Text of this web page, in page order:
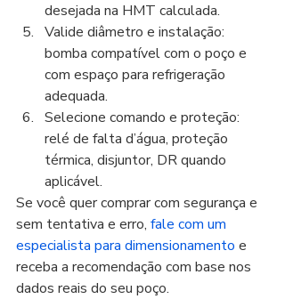
desejada na HMT calculada.
Valide diâmetro e instalação:
bomba compatível com o poço e
com espaço para refrigeração
adequada.
Selecione comando e proteção:
relé de falta d’água, proteção
térmica, disjuntor, DR quando
aplicável.
Se você quer comprar com segurança e
sem tentativa e erro, fale com um
especialista para dimensionamento e
receba a recomendação com base nos
dados reais do seu poço.